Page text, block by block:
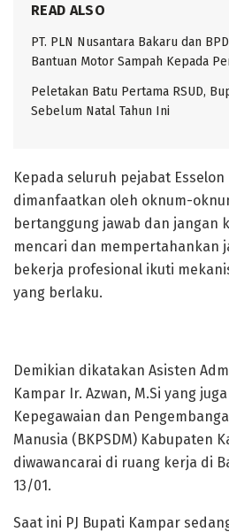
READ ALSO
PT. PLN Nusantara Bakaru dan
Bantuan Motor Sampah Kepada
Peletakan Batu Pertama RSUD,
Sebelum Natal Tahun Ini
Kepada seluruh pejabat
dimanfaatkan oleh oknum-
bertanggung jawab dan jangan
mencari dan mempertahankan
bekerja profesional ikuti
yang berlaku.
Demikian dikatakan Asisten
Kampar Ir. Azwan, M.Si yang
Kepegawaian dan
Manusia (BKPSDM) Kabupaten
diwawancarai di ruang kerja di
13/01.
Saat ini PJ Bupati Kampar